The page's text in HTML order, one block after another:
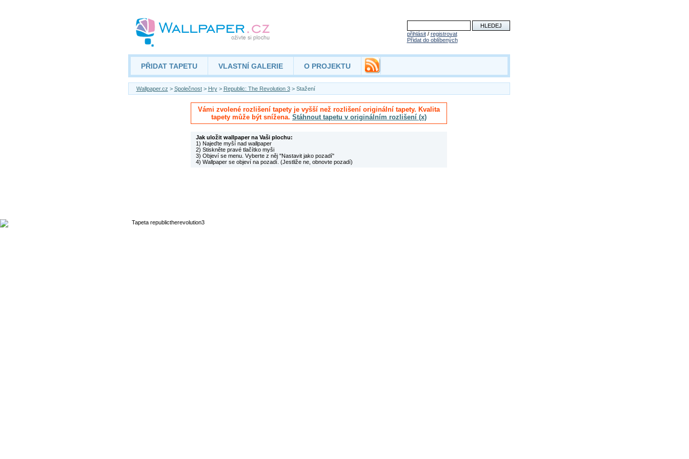
přihlásit/ registrovat
Přidat do oblíbených
PŘIDAT TAPETU VLASTNÍ GALERIE O PROJEKTU
Wallpaper.cz > Společnost> Hry> Republic: The Revolution 3> Stažení
Vámi zvolené rozlišení tapety je vyšší než rozlišení originální tapety. Kvalita
tapety může být snížena. Stáhnout tapetu v originálním rozlišení (x)
Jak uložit wallpaper na Vaši plochu:
1) Najeďte myší nad wallpaper
2) Stiskněte pravé tlačítko myši
3) Objeví se menu. Vyberte z něj "Nastavit jako pozadí"
4) Wallpaper se objeví na pozadí. (Jestliže ne, obnovte pozadí)